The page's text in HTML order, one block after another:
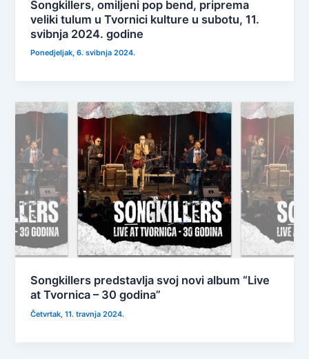
Songkillers, omiljeni pop bend, priprema
veliki tulum u Tvornici kulture u subotu, 11.
svibnja 2024. godine
Ponedjeljak, 6. svibnja 2024.
Songkillers predstavlja svoj novi album “Live
at Tvornica – 30 godina”
Četvrtak, 11. travnja 2024.